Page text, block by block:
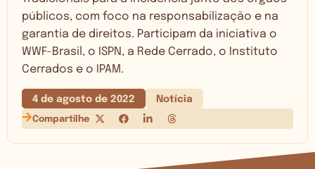
públicos, com foco na responsabilização e na
garantia de direitos. Participam da iniciativa o
WWF-Brasil, o ISPN, a Rede Cerrado, o Instituto
Cerrados e o IPAM.
4 de agosto de 2022 Notícia
Compartilhe